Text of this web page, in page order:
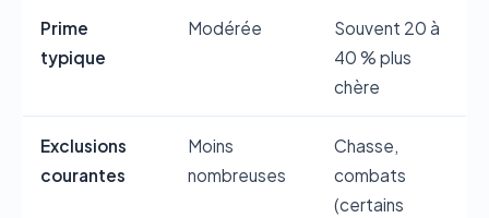
Prime
typique
Modérée
Souvent 20 à
40 % plus
chère
Exclusions
courantes
Moins
nombreuses
Chasse,
combats
(certains